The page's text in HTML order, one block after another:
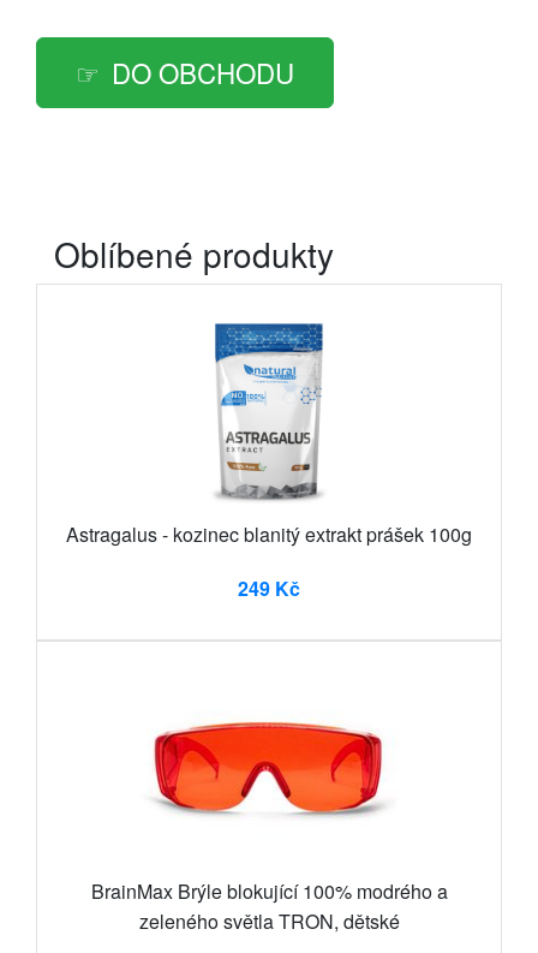
DO OBCHODU
Oblíbené produkty
Astragalus - kozinec blanitý extrakt prášek 100g
249 Kč
BrainMax Brýle blokující 100% modrého a
zeleného světla TRON, dětské